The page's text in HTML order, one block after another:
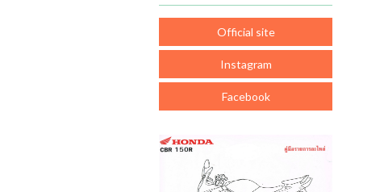
Official site
Instagram
Facebook